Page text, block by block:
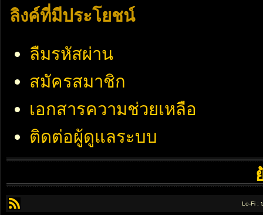
ลิงค์ที่มีประโยชน์
ลืมรหัสผ่าน
สมัครสมาชิก
เอกสารความช่วยเหลือ
ติดต่อผู้ดูแลระบบ
Lo-Fi ;